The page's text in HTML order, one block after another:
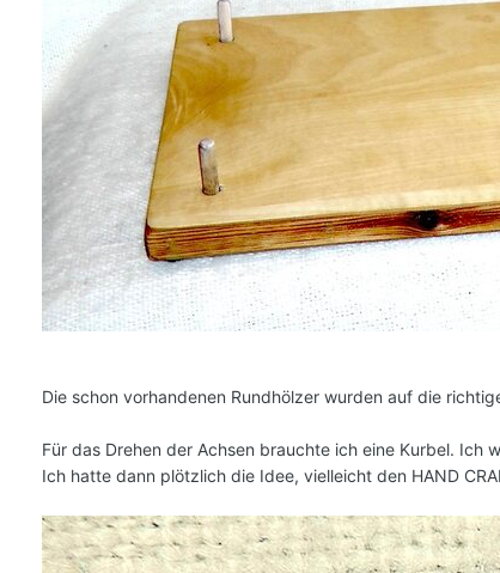
Die schon vorhandenen Rundhölzer wurden auf die
Für das Drehen der Achsen brauchte ich eine Kurbel.
Ich hatte dann plötzlich die Idee, vielleicht den HAND